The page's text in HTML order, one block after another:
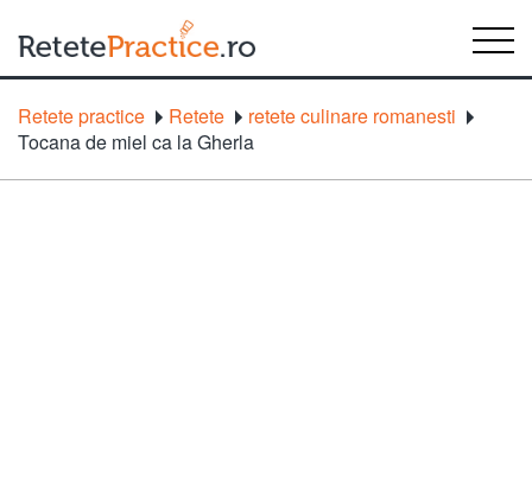
Retete practice Retete
retete culinare romanesti
Tocana de miel ca la Gherla